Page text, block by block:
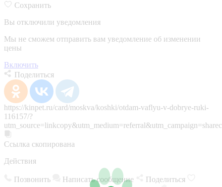
Сохранить
Вы отключили уведомления
Мы не сможем отправить вам уведомление об изменении
цены
Включить
Поделиться
https://kinpet.ru/card/moskva/koshki/otdam-vaflyu-v-dobrye-ruki-
116157/?
Ссылка скопирована
Действия
Позвонить Написать сообщение
Поделиться